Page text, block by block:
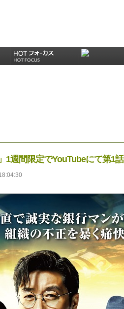
1週間限定でYouTubeにて第1